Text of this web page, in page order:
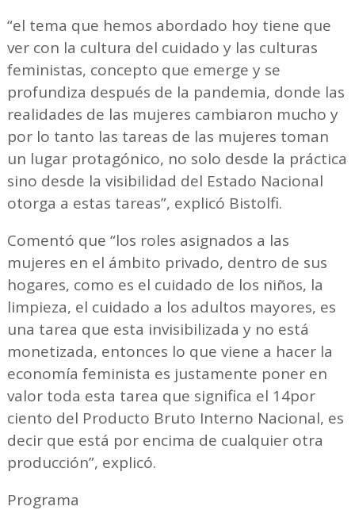
“el tema que hemos abordado hoy tiene que
ver con la cultura del cuidado y las culturas
feministas, concepto que emerge y se
profundiza después de la pandemia, donde las
realidades de las mujeres cambiaron mucho y
por lo tanto las tareas de las mujeres toman
un lugar protagónico, no solo desde la práctica
sino desde la visibilidad del Estado Nacional
otorga a estas tareas”, explicó Bistolfi.
Comentó que “los roles asignados a las
mujeres en el ámbito privado, dentro de sus
hogares, como es el cuidado de los niños, la
limpieza, el cuidado a los adultos mayores, es
una tarea que esta invisibilizada y no está
monetizada, entonces lo que viene a hacer la
economía feminista es justamente poner en
valor toda esta tarea que significa el 14por
ciento del Producto Bruto Interno Nacional, es
decir que está por encima de cualquier otra
producción”, explicó.
Programa